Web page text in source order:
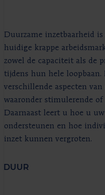
Duurzame inzetbaarheid
huidige krappe
zowel de capaciteit als de
tijdens hun hele loopbaan.
verschillende aspecten
waaronder stimulerende
Daarnaast leert u hoe u
ondersteunen en hoe
inzet kunnen vergroten.
DUUR